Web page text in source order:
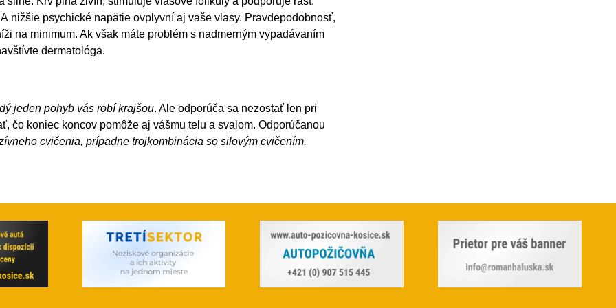
nižšie psychické napätie ovplyvní aj vaše vlasy. Pravdepodobnosť,
na minimum. Ak však máte problém s nadmerným vypadávaním
dermatológa.
jeden pohyb vás robí krajšou. Ale odporúča sa nezostať len pri
čo koniec koncov pomôže aj vášmu telu a svalom. Odporúčanou
cvičenia, prípadne trojkombinácia so silovým cvičením.